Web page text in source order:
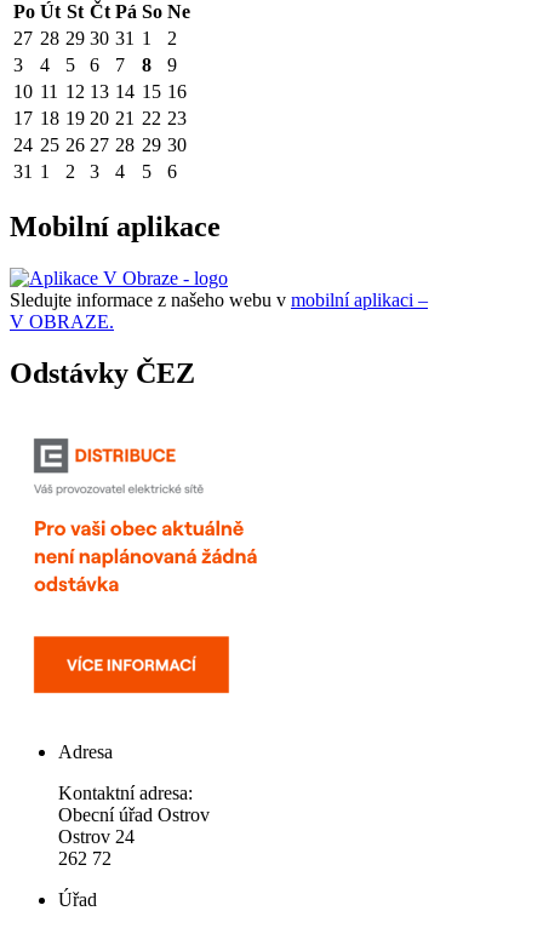
Po Út St Čt Pá So Ne
27 28 29 30 31 1
2
3
4 5 6 7 8
9
10 11 12 13 14 15 16
17 18 19 20 21 22 23
24 25 26 27 28 29 30
31 1 2 3 4 5 6
Mobilní aplikace
Sledujte informace z našeho webu v mobilní aplikaci –
V OBRAZE.
Odstávky ČEZ
Adresa
Kontaktní adresa:
Obecní úřad Ostrov
Ostrov 24
262 72
Úřad